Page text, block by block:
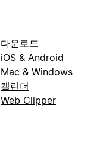
다운로드
iOS & Android
Mac & Windows
캘린더
Web Clipper